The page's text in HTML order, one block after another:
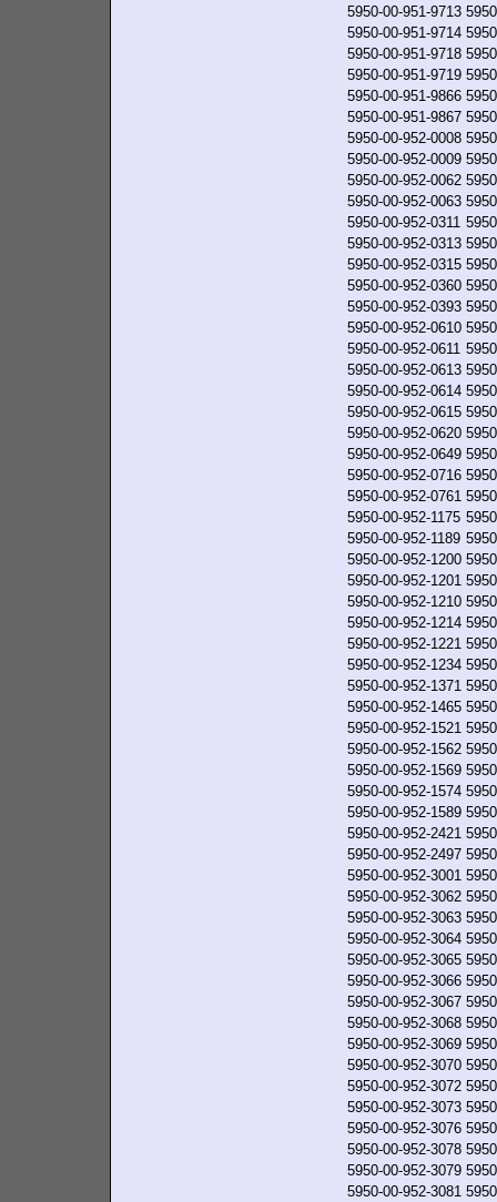
5950-00-951-9713
5950-00-951-9714
5950-00-951-9718
5950-00-951-9719
5950-00-951-9866
5950-00-951-9867
5950-00-952-0008
5950-00-952-0009
5950-00-952-0062
5950-00-952-0063
5950-00-952-0311
5950-00-952-0313
5950-00-952-0315
5950-00-952-0360
5950-00-952-0393
5950-00-952-0610
5950-00-952-0611
5950-00-952-0613
5950-00-952-0614
5950-00-952-0615
5950-00-952-0620
5950-00-952-0649
5950-00-952-0716
5950-00-952-0761
5950-00-952-1175
5950-00-952-1189
5950-00-952-1200
5950-00-952-1201
5950-00-952-1210
5950-00-952-1214
5950-00-952-1221
5950-00-952-1234
5950-00-952-1371
5950-00-952-1465
5950-00-952-1521
5950-00-952-1562
5950-00-952-1569
5950-00-952-1574
5950-00-952-1589
5950-00-952-2421
5950-00-952-2497
5950-00-952-3001
5950-00-952-3062
5950-00-952-3063
5950-00-952-3064
5950-00-952-3065
5950-00-952-3066
5950-00-952-3067
5950-00-952-3068
5950-00-952-3069
5950-00-952-3070
5950-00-952-3072
5950-00-952-3073
5950-00-952-3076
5950-00-952-3078
5950-00-952-3079
5950-00-952-3081